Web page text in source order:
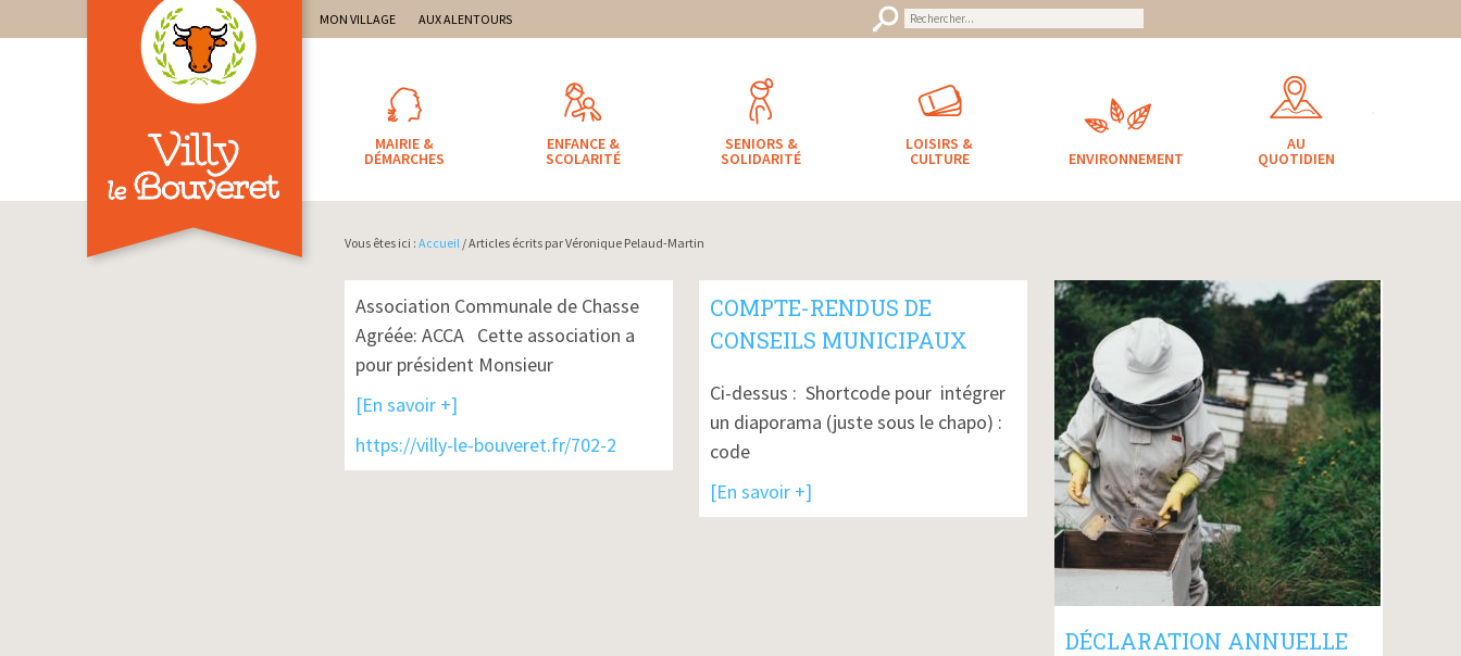
Villy-le-Bouveret
site officiel de la commune
MON VILLAGE AUX ALENTOURS
MAIRIE &
DÉMARCHES
ENFANCE &
SCOLARITÉ
SENIORS &
SOLIDARITÉ
LOISIRS &
CULTURE ENVIRONNEMENT
AU
QUOTIDIEN
Vous êtes ici : Accueil / Articles écrits par Véronique Pelaud-Martin
Association Communale de Chasse
Agréée: ACCA Cette association a
pour président Monsieur
[En savoir +]
https://villy-le-bouveret.fr/702-2
COMPTE-RENDUS DE
CONSEILS MUNICIPAUX
Ci-dessus : Shortcode pour intégrer
un diaporama (juste sous le chapo) :
code
[En savoir +]
DÉCLARATION ANNUELLE